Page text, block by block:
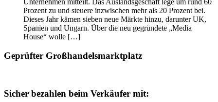
Unternehmen mitteilt. Das Auslandsgeschäft lege um rund 60
Prozent zu und steuere inzwischen mehr als 20 Prozent bei.
Dieses Jahr kämen sieben neue Märkte hinzu, darunter UK,
Spanien und Ungarn. Über die neu gegründete „Media
House“ wolle […]
Geprüfter Großhandelsmarktplatz
Sicher bezahlen beim Verkäufer mit: